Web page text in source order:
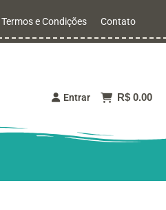
Termos e Condições Contato
Entrar R$ 0.00